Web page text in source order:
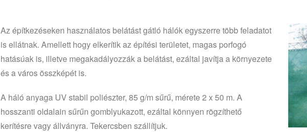
Az építkezéseken használatos belátást gátló hálók egyszerre több feladatot
is ellátnak. Amellett hogy elkerítik az építési területet, magas porfogó
hatásúak is, illetve megakadályozzák a belátást, ezáltal javítja a környezete
és a város összképét is.
A háló anyaga UV stabil poliészter, 85 g/m sűrű, mérete 2 x 50 m. A
hosszanti oldalain sűrűn gomblyukazott, ezáltal könnyen rögzíthető
kerítésre vagy állványra. Tekercsben szállítjuk.